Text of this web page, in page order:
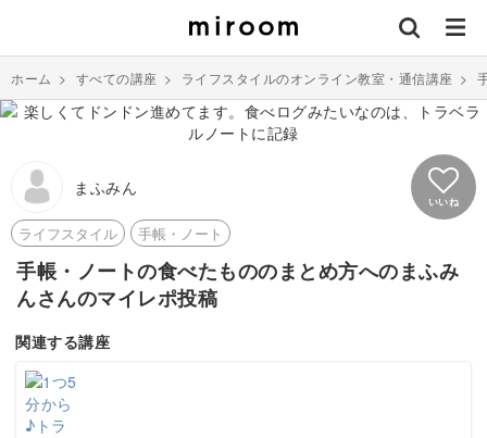
ホーム > すべての講座 > ライフスタイルのオンライン教室・通信講座 >
まふみん
いいね
ライフスタイル 手帳・ノート
手帳・ノートの食べたもののまとめ方へのまふみ
んさんのマイレポ投稿
関連する講座